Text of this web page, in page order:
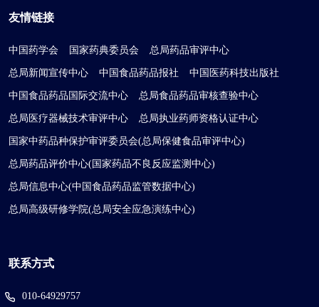
友情链接
中国药学会 国家药典委员会 总局药品审评中心
总局新闻宣传中心 中国食品药品报社 中国医药科技出版社
中国食品药品国际交流中心 总局食品药品审核查验中心
总局医疗器械技术审评中心 总局执业药师资格认证中心
国家中药品种保护审评委员会(总局保健食品审评中心)
总局药品评价中心(国家药品不良反应监测中心)
总局信息中心(中国食品药品监管数据中心)
总局高级研修学院(总局安全应急演练中心)
联系方式
010-64929757